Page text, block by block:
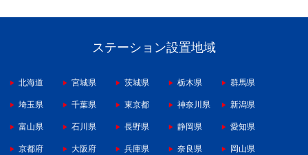
ステーション設置地域
北海道 宮城県 茨城県 栃木県 群馬県
埼玉県 千葉県 東京都 神奈川県 新潟県
富山県 石川県 長野県 静岡県 愛知県
京都府 大阪府 兵庫県 奈良県 岡山県